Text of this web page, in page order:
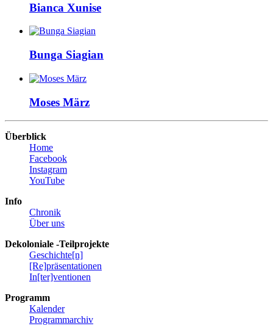
Bianca Xunise
Bunga Siagian
Moses März
Überblick
Home
Facebook
Instagram
YouTube
Info
Chronik
Über uns
Dekoloniale -Teilprojekte
Geschichte[n]
[Re]präsentationen
In[ter]ventionen
Programm
Kalender
Programmarchiv